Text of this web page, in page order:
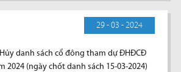
29 - 03 - 2024
danh sách cổ đông tham dự ĐHĐCĐ
2024 (ngày chốt danh sách 15-03-2024)